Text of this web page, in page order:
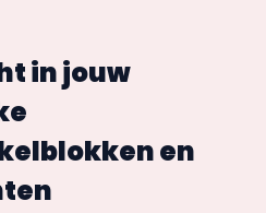
in jouw
en